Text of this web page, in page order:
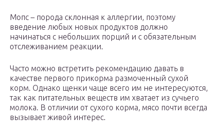
Мопс – порода склонная к аллергии, поэтому
введение любых новых продуктов должно
начинаться с небольших порций и с обязательным
отслеживанием реакции.
Часто можно встретить рекомендацию давать в
качестве первого прикорма размоченный сухой
корм. Однако щенки чаще всего им не интересуются,
так как питательных веществ им хватает из сучьего
молока. В отличии от сухого корма, мясо почти всегда
вызывает живой интерес.